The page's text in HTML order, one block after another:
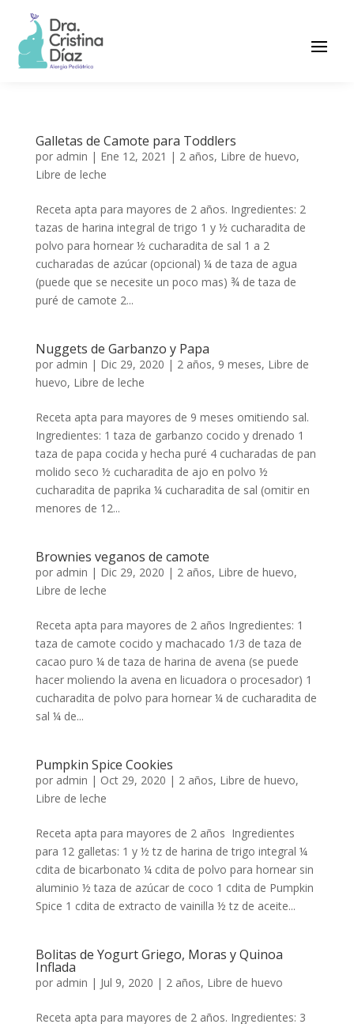
Galletas de Camote para Toddlers
por admin | Ene 12, 2021 | 2 años, Libre de huevo,
Libre de leche
Receta apta para mayores de 2 años. Ingredientes: 2
tazas de harina integral de trigo 1 y ½ cucharadita de
polvo para hornear ½ cucharadita de sal 1 a 2
cucharadas de azúcar (opcional) ¼ de taza de agua
(puede que se necesite un poco mas) ¾ de taza de
puré de camote 2...
Nuggets de Garbanzo y Papa
por admin | Dic 29, 2020 | 2 años, 9 meses, Libre de
huevo, Libre de leche
Receta apta para mayores de 9 meses omitiendo sal.
Ingredientes: 1 taza de garbanzo cocido y drenado 1
taza de papa cocida y hecha puré 4 cucharadas de pan
molido seco ½ cucharadita de ajo en polvo ½
cucharadita de paprika ¼ cucharadita de sal (omitir en
menores de 12...
Brownies veganos de camote
por admin | Dic 29, 2020 | 2 años, Libre de huevo,
Libre de leche
Receta apta para mayores de 2 años Ingredientes: 1
taza de camote cocido y machacado 1/3 de taza de
cacao puro ¼ de taza de harina de avena (se puede
hacer moliendo la avena en licuadora o procesador) 1
cucharadita de polvo para hornear ¼ de cucharadita de
sal ¼ de...
Pumpkin Spice Cookies
por admin | Oct 29, 2020 | 2 años, Libre de huevo,
Libre de leche
Receta apta para mayores de 2 años Ingredientes
para 12 galletas: 1 y ½ tz de harina de trigo integral ¼
cdita de bicarbonato ¼ cdita de polvo para hornear sin
aluminio ½ taza de azúcar de coco 1 cdita de Pumpkin
Spice 1 cdita de extracto de vainilla ½ tz de aceite...
Bolitas de Yogurt Griego, Moras y Quinoa
Inflada
por admin | Jul 9, 2020 | 2 años, Libre de huevo
Receta apta para mayores de 2 años. Ingredientes: 3